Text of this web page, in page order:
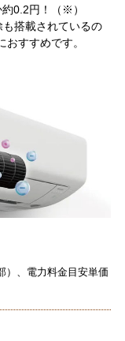
0.2円！（※）
搭載されているの
すすめです。
）、電力料金目安単価